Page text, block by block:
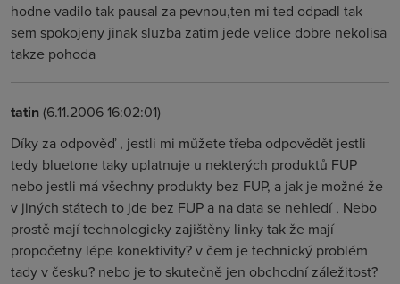
hodne vadilo tak pausal za pevnou,ten mi ted odpadl tak
sem spokojeny jinak sluzba zatim jede velice dobre nekolisa
takze pohoda
tatin(6.11.2006 16:02:01)
Díky za odpověď , jestli mi můžete třeba odpovědět jestli
tedy bluetone taky uplatnuje u nekterých produktů FUP
nebo jestli má všechny produkty bez FUP, a jak je možné že
v jiných státech to jde bez FUP a na data se nehledí , Nebo
prostě mají technologicky zajištěny linky tak že mají
propočetny lépe konektivity? v čem je technický problém
tady v česku? nebo je to skutečně jen obchodní záležitost?